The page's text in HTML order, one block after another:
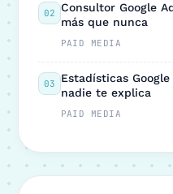
02 Consultor Google
más que nunca
PAID MEDIA
03 Estadísticas
nadie te explica
PAID MEDIA